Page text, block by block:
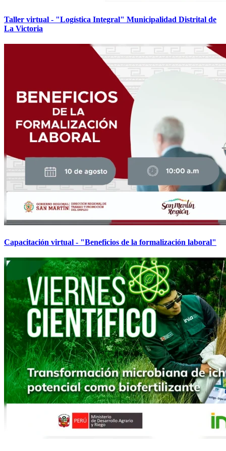
Taller virtual - "Logística Integral" Municipalidad Distrital de
La Victoria
Capacitación virtual - "Beneficios de la formalización laboral"